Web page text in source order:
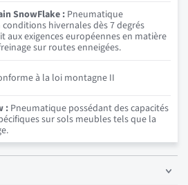
SnowFlake : Pneumatique
hivernales dès 7 degrés
aux exigences européennes en matière
sur routes enneigées.
à la loi montagne II
: Pneumatique possédant des capacités
sur sols meubles tels que la